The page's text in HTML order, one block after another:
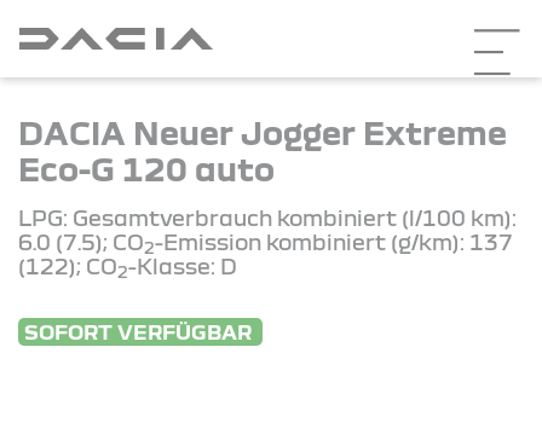
DACIA Neuer Jogger Extreme
Eco-G 120 auto
LPG: Gesamtverbrauch kombiniert (l/100 km):
6.0 (7.5); CO2-Emission kombiniert (g/km): 137
(122); CO2-Klasse: D
SOFORT VERFÜGBAR